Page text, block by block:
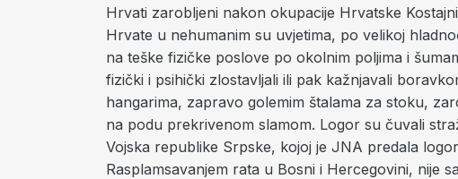
Hrvati zarobljeni nakon okupacije Hrvatske
Hrvate u nehumanim su uvjetima, po velikoj
na teške fizičke poslove po okolnim poljima i
fizički i psihički zlostavljali ili pak kažnjavali
hangarima, zapravo golemim štalama za stoku,
na podu prekrivenom slamom. Logor su čuvali
Vojska republike Srpske, kojoj je JNA predala
Rasplamsavanjem rata u Bosni i Hercegovini, nije